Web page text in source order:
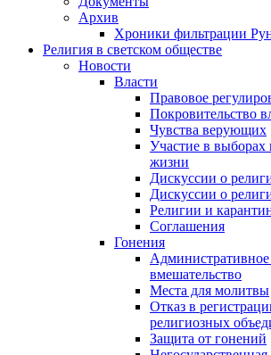
Архив
Хроники фильтрации
Религия в светском обществе
Новости
Власти
Правовое
Покровительство
Чувства верующих
Участие в выборах
жизни
Дискуссии о
Дискуссии о
Религии и
Соглашения
Гонения
вмешательство
Места для молитвы
Отказ в
религиозных
Защита от гонений